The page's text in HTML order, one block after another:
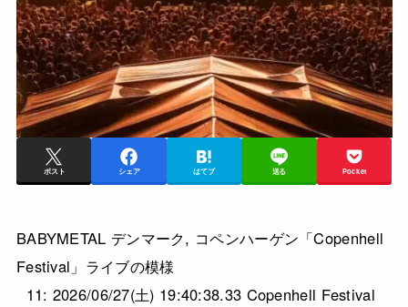
ポスト シェア はてブ 送る Pocket
BABYMETAL デンマーク, コペンハーゲン「Copenhell
Festival」ライブの模様
11: 2026/06/27(土) 19:40:38.33 Copenhell Festival